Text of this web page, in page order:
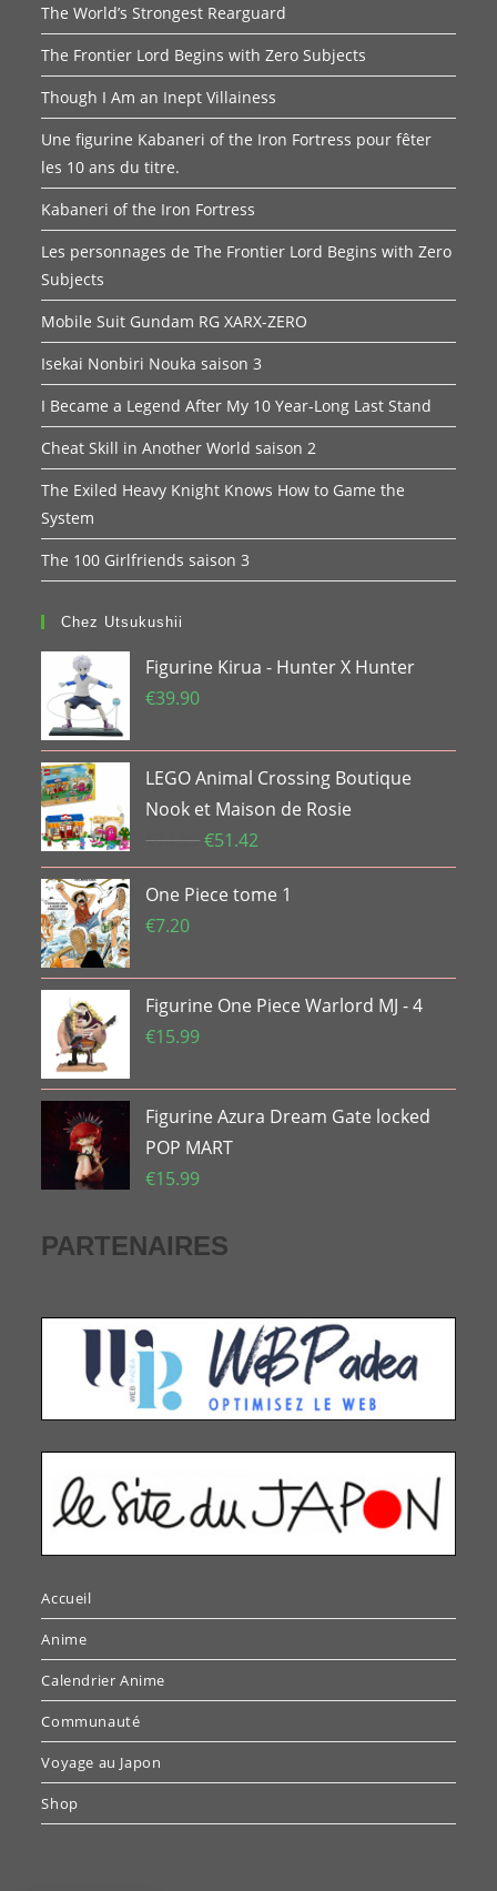
The World’s Strongest Rearguard
The Frontier Lord Begins with Zero Subjects
Though I Am an Inept Villainess
Une figurine Kabaneri of the Iron Fortress pour fêter
les 10 ans du titre.
Kabaneri of the Iron Fortress
Les personnages de The Frontier Lord Begins with Zero
Subjects
Mobile Suit Gundam RG XARX-ZERO
Isekai Nonbiri Nouka saison 3
I Became a Legend After My 10 Year-Long Last Stand
Cheat Skill in Another World saison 2
The Exiled Heavy Knight Knows How to Game the
System
The 100 Girlfriends saison 3
Chez Utsukushii
Figurine Kirua - Hunter X Hunter
€39.90
LEGO Animal Crossing Boutique
Nook et Maison de Rosie
€74.99 Le
prix
initial
€51.42
prix
actuel
One Piece tome 1
€7.20
Figurine One Piece Warlord MJ - 4
€15.99
Figurine Azura Dream Gate locked
POP MART
€15.99
PARTENAIRES
Accueil
Anime
Calendrier Anime
Communauté
Voyage au Japon
Shop